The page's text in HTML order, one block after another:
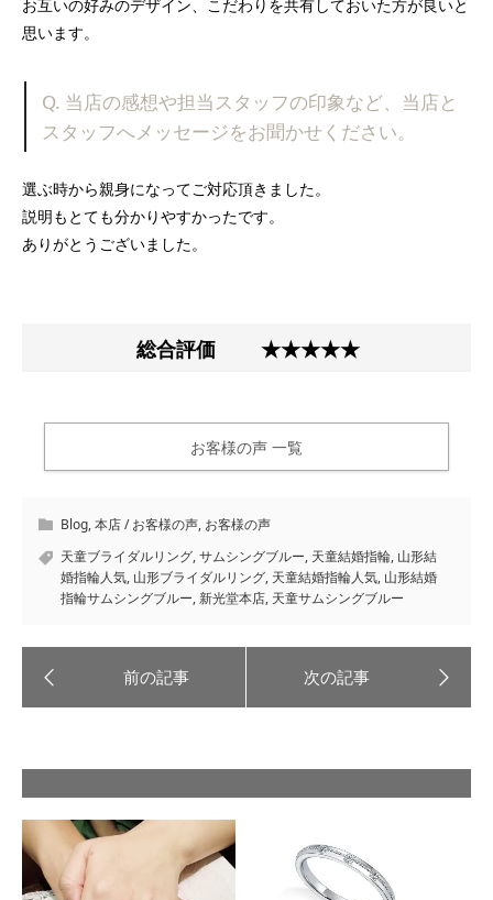
お互いの好みのデザイン、こだわりを共有しておいた方が良いと
思います。
Q. 当店の感想や担当スタッフの印象など、当店と
スタッフへメッセージをお聞かせください。
選ぶ時から親身になってご対応頂きました。
説明もとても分かりやすかったです。
ありがとうございました。
総合評価★★★★★
お客様の声 一覧
Blog,本店 / お客様の声, お客様の声
天童ブライダルリング,サムシングブルー, 天童結婚指輪, 山形結
婚指輪人気, 山形ブライダルリング, 天童結婚指輪人気, 山形結婚
指輪サムシングブルー,新光堂本店, 天童サムシングブルー